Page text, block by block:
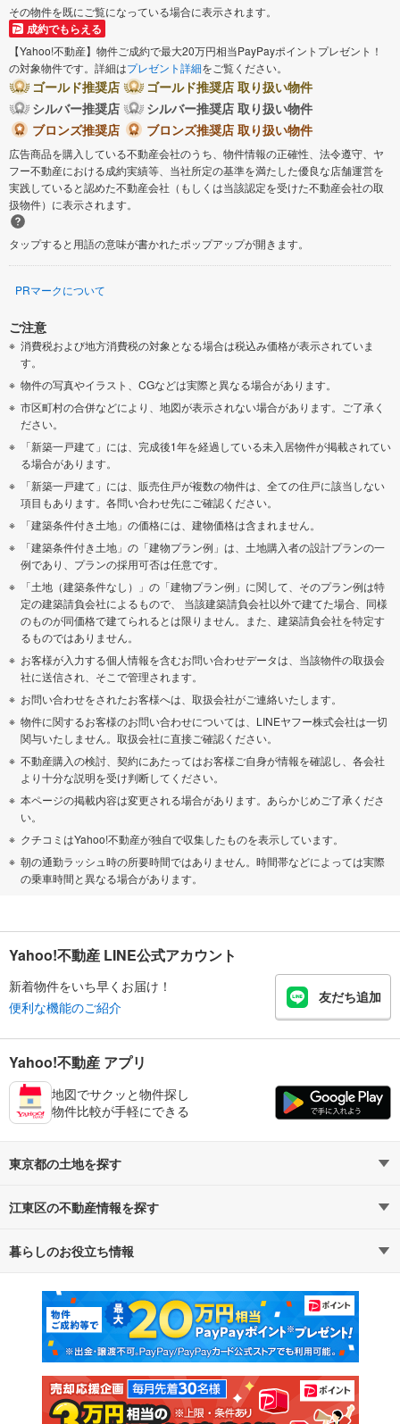
その物件を既にご覧になっている場合に表示されます。
成約でもらえる
【Yahoo!不動産】物件ご成約で最大20万円相当PayPayポイントプレゼント！
の対象物件です。詳細はプレゼント詳細をご覧ください。
ゴールド推奨店
ゴールド推奨店 取り扱い物件
シルバー推奨店
シルバー推奨店 取り扱い物件
ブロンズ推奨店
ブロンズ推奨店 取り扱い物件
広告商品を購入している不動産会社のうち、物件情報の正確性、法令遵守、ヤ
フー不動産における成約実績等、当社所定の基準を満たした優良な店舗運営を
実践していると認めた不動産会社（もしくは当該認定を受けた不動産会社の取
扱物件）に表示されます。
タップすると用語の意味が書かれたポップアップが開きます。
PRマークについて
ご注意
消費税および地方消費税の対象となる場合は税込み価格が表示されていま
す。
物件の写真やイラスト、CGなどは実際と異なる場合があります。
市区町村の合併などにより、地図が表示されない場合があります。ご了承く
ださい。
「新築一戸建て」には、完成後1年を経過している未入居物件が掲載されてい
る場合があります。
「新築一戸建て」には、販売住戸が複数の物件は、全ての住戸に該当しない
項目もあります。各問い合わせ先にご確認ください。
「建築条件付き土地」の価格には、建物価格は含まれません。
「建築条件付き土地」の「建物プラン例」は、土地購入者の設計プランの一
例であり、プランの採用可否は任意です。
「土地（建築条件なし）」の「建物プラン例」に関して、そのプラン例は特
定の建築請負会社によるもので、 当該建築請負会社以外で建てた場合、同様
のものが同価格で建てられるとは限りません。また、建築請負会社を特定す
るものではありません。
お客様が入力する個人情報を含むお問い合わせデータは、当該物件の取扱会
社に送信され、そこで管理されます。
お問い合わせをされたお客様へは、取扱会社がご連絡いたします。
物件に関するお客様のお問い合わせについては、LINEヤフー株式会社は一切
関与いたしません。取扱会社に直接ご確認ください。
不動産購入の検討、契約にあたってはお客様ご自身が情報を確認し、各会社
より十分な説明を受け判断してください。
本ページの掲載内容は変更される場合があります。あらかじめご了承くださ
い。
クチコミはYahoo!不動産が独自で収集したものを表示しています。
朝の通勤ラッシュ時の所要時間ではありません。時間帯などによっては実際
の乗車時間と異なる場合があります。
Yahoo!不動産 LINE公式アカウント
新着物件をいち早くお届け！
便利な機能のご紹介
友だち追加
Yahoo!不動産 アプリ
地図でサクッと物件探し
物件比較が手軽にできる
東京都の土地を探す
路線・駅から探す
通勤・通学時間から探す
江東区の不動産情報を探す
不動産・住宅
新築マンション 中古マンション
新築一戸建て 中古一戸建て
注文住宅 土地
暮らしのお役立ち情報
マンションカタログ 教えて！住まいの先生